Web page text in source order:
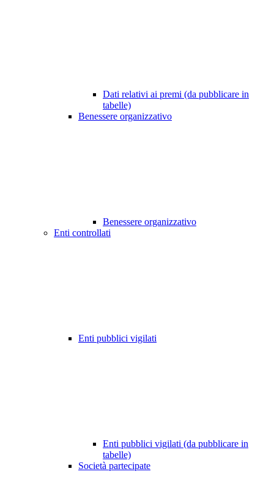
Dati relativi ai premi (da pubblicare in
tabelle)
Benessere organizzativo
Benessere organizzativo
Enti controllati
Enti pubblici vigilati
Enti pubblici vigilati (da pubblicare in
tabelle)
Società partecipate